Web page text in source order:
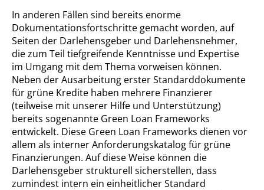
In anderen Fällen sind bereits enorme
Dokumentationsfortschritte gemacht worden, auf
Seiten der Darlehensgeber und Darlehensnehmer,
die zum Teil tiefgreifende Kenntnisse und Expertise
im Umgang mit dem Thema vorweisen können.
Neben der Ausarbeitung erster Standarddokumente
für grüne Kredite haben mehrere Finanzierer
(teilweise mit unserer Hilfe und Unterstützung)
bereits sogenannte Green Loan Frameworks
entwickelt. Diese Green Loan Frameworks dienen vor
allem als interner Anforderungskatalog für grüne
Finanzierungen. Auf diese Weise können die
Darlehensgeber strukturell sicherstellen, dass
zumindest intern ein einheitlicher Standard